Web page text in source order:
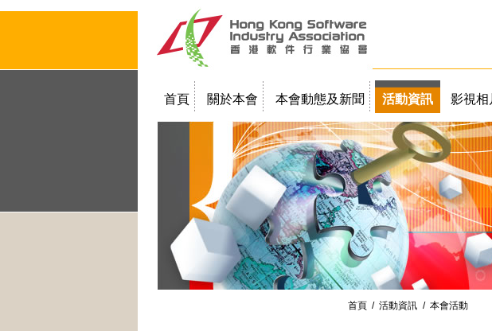
首頁 關於本會 本會動態及新聞 活動資訊 影視相
教學簡報
首頁/ 活動資訊 / 本會活動